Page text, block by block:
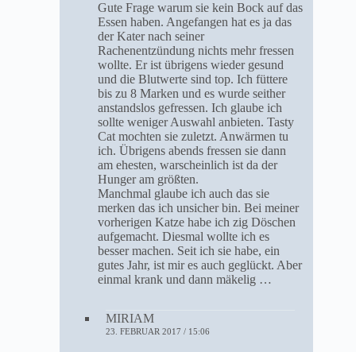
Gute Frage warum sie kein Bock auf das
Essen haben. Angefangen hat es ja das
der Kater nach seiner
Rachenentzündung nichts mehr fressen
wollte. Er ist übrigens wieder gesund
und die Blutwerte sind top. Ich füttere
bis zu 8 Marken und es wurde seither
anstandslos gefressen. Ich glaube ich
sollte weniger Auswahl anbieten. Tasty
Cat mochten sie zuletzt. Anwärmen tu
ich. Übrigens abends fressen sie dann
am ehesten, warscheinlich ist da der
Hunger am größten.
Manchmal glaube ich auch das sie
merken das ich unsicher bin. Bei meiner
vorherigen Katze habe ich zig Döschen
aufgemacht. Diesmal wollte ich es
besser machen. Seit ich sie habe, ein
gutes Jahr, ist mir es auch geglückt. Aber
einmal krank und dann mäkelig …
MIRIAM
23. FEBRUAR 2017 / 15:06